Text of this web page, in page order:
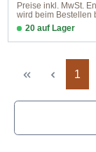
Preise inkl. MwSt.
wird beim Bestellen
20 auf Lager
178 aria
1